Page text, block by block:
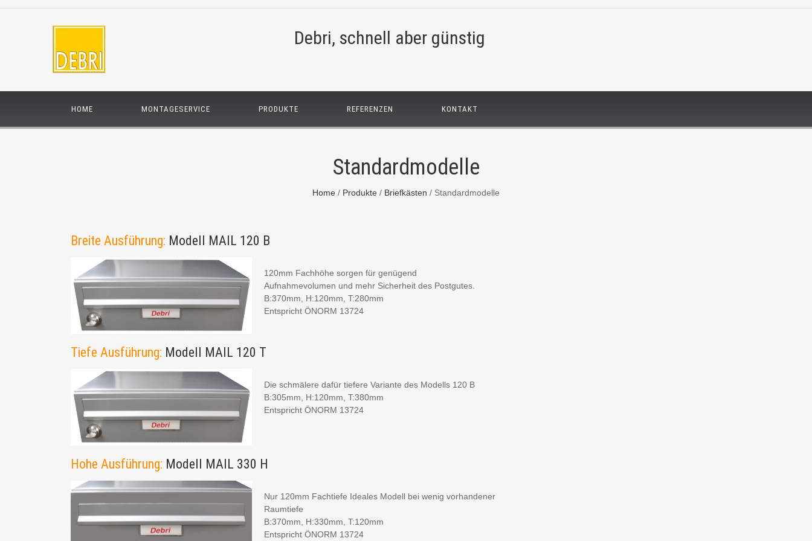
Debri, schnell aber günstig
HOME MONTAGESERVICE PRODUKTE REFERENZEN KONTAKT
Standardmodelle
Home / Produkte / Briefkästen / Standardmodelle
Breite Ausführung: Modell MAIL 120 B
120mm Fachhöhe sorgen für genügend
Aufnahmevolumen und mehr Sicherheit des Postgutes.
B:370mm, H:120mm, T:280mm
Entspricht ÖNORM 13724
Tiefe Ausführung: Modell MAIL 120 T
Die schmälere dafür tiefere Variante des Modells 120 B
B:305mm, H:120mm, T:380mm
Entspricht ÖNORM 13724
Hohe Ausführung: Modell MAIL 330 H
Nur 120mm Fachtiefe Ideales Modell bei wenig vorhandener
Raumtiefe
B:370mm, H:330mm, T:120mm
Entspricht ÖNORM 13724